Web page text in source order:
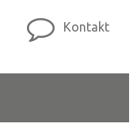
Kontakt